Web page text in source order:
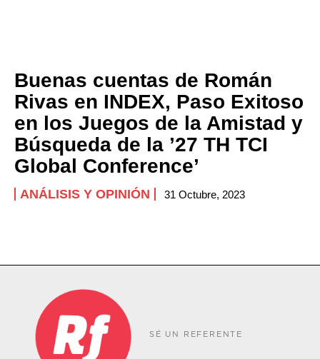
Buenas cuentas de Román
Rivas en INDEX, Paso Exitoso
en los Juegos de la Amistad y
Búsqueda de la ’27 TH TCI
Global Conference’
ANÁLISIS Y OPINIÓN 31 Octubre, 2023
SÉ UN REFERENTE